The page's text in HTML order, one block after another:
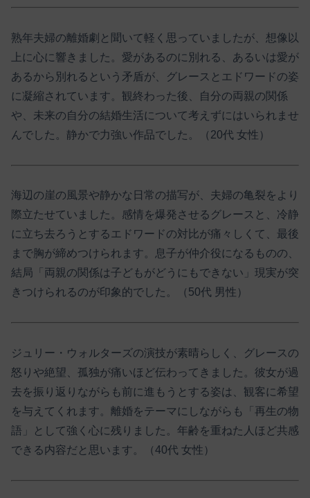
熟年夫婦の離婚劇と聞いて軽く思っていましたが、想像以
上に心に響きました。愛があるのに別れる、あるいは愛が
あるから別れるという矛盾が、グレースとエドワードの姿
に凝縮されています。観終わった後、自分の両親の関係
や、未来の自分の結婚生活について考えずにはいられませ
んでした。静かで力強い作品でした。（20代 女性）
海辺の崖の風景や静かな日常の描写が、夫婦の亀裂をより
際立たせていました。感情を爆発させるグレースと、冷静
に立ち去ろうとするエドワードの対比が痛々しくて、最後
まで胸が締めつけられます。息子が仲介役になるものの、
結局「両親の関係は子どもがどうにもできない」現実が突
きつけられるのが印象的でした。（50代 男性）
ジュリー・ウォルターズの演技が素晴らしく、グレースの
怒りや絶望、孤独が痛いほど伝わってきました。彼女が過
去を振り返りながらも前に進もうとする姿は、観客に希望
を与えてくれます。離婚をテーマにしながらも「再生の物
語」として強く心に残りました。年齢を重ねた人ほど共感
できる内容だと思います。（40代 女性）